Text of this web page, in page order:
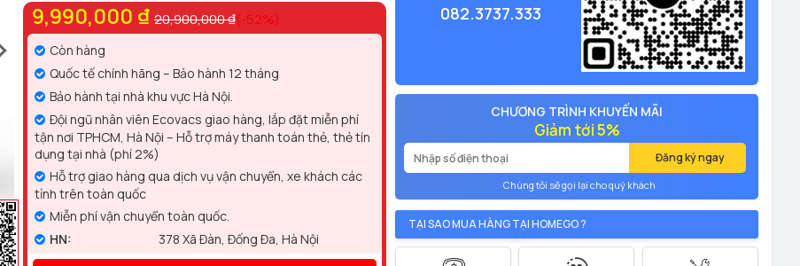
9,990,000 ₫ 20,900,000 ₫(-52%)
Còn hàng
Quốc tế chính hãng – Bảo hành 12 tháng
Bảo hành tại nhà khu vực Hà Nội.
Đội ngũ nhân viên Ecovacs giao hàng, lắp đặt miễn phí
tận nơi TPHCM, Hà Nội – Hỗ trợ máy thanh toán thẻ, thẻ tín
dụng tại nhà (phí 2%)
Hỗ trợ giao hàng qua dịch vụ vận chuyển, xe khách các
tỉnh trên toàn quốc
Miễn phí vận chuyển toàn quốc.
HN:
378 Xã Đàn, Đống Đa, Hà Nội
082.3737.333
CHƯƠNG TRÌNH KHUYẾN MÃI
Giảm tới 5%
Đăng ký ngay
Chúng tôi sẽ gọi lại cho quý khách
TẠI SAO MUA HÀNG TẠI HOMEGO ?